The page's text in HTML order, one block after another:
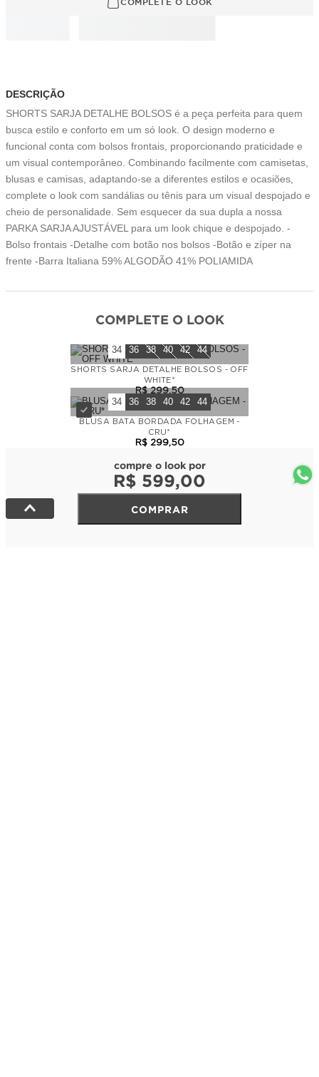
COMPLETE O LOOK
DESCRIÇÃO
SHORTS SARJA DETALHE BOLSOS é a peça perfeita para quem
busca estilo e conforto em um só look. O design moderno e
funcional conta com bolsos frontais, proporcionando praticidade e
um visual contemporâneo. Combinando facilmente com camisetas,
blusas e camisas, adaptando-se a diferentes estilos e ocasiões,
complete o look com sandálias ou tênis para um visual despojado e
cheio de personalidade. Sem esquecer da sua dupla a nossa
PARKA SARJA AJUSTÁVEL para um look chique e despojado. -
Bolso frontais -Detalhe com botão nos bolsos -Botão e zíper na
frente -Barra Italiana 59% ALGODÃO 41% POLIAMIDA
COMPLETE O LOOK
34 36 38 40 42 44
SHORTS SARJA DETALHE BOLSOS - OFF
WHITE*
R$ 299,50
34 36 38 40 42 44
BLUSA BATA BORDADA FOLHAGEM -
CRU*
R$ 299,50
compre o look por
R$ 599,00
COMPRAR